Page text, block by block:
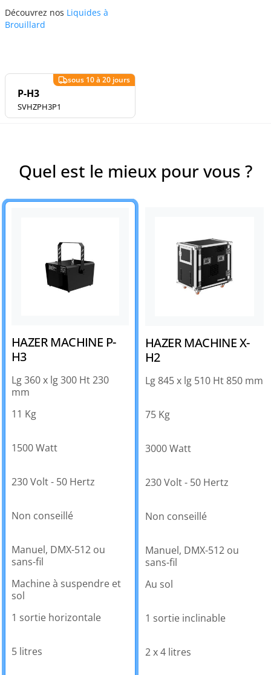
Découvrez nos Liquides à
Brouillard
P-H3
SVHZPH3P1
Quel est le mieux pour vous ?
HAZER MACHINE P-
H3
Lg 360 x lg 300 Ht 230
mm
11 Kg
1500 Watt
230 Volt - 50 Hertz
Non conseillé
Manuel, DMX-512 ou
sans-fil
Machine à suspendre et
sol
1 sortie horizontale
5 litres
HAZER MACHINE X-
H2
Lg 845 x lg 510 Ht 850 mm
75 Kg
3000 Watt
230 Volt - 50 Hertz
Non conseillé
Manuel, DMX-512 ou
sans-fil
Au sol
1 sortie inclinable
2 x 4 litres